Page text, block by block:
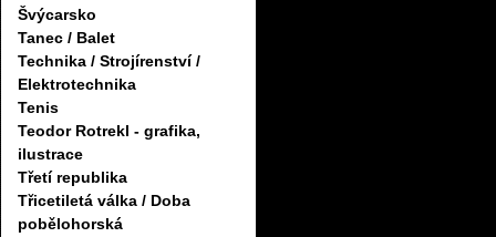
Švýcarsko
Tanec / Balet
Technika / Strojírenství /
Elektrotechnika
Tenis
Teodor Rotrekl - grafika,
ilustrace
Třetí republika
Třicetiletá válka / Doba
pobělohorská